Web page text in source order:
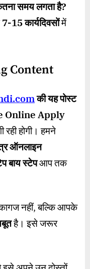
समय लगता है?
7-15कार्यदिवसोंमें
Content
की यह पोस्ट
Online Apply
होगी। हमने
ऑनलाइन
बाय स्टेपआप तक
कागज नहीं, बल्कि आपके
है। इसे जरूर